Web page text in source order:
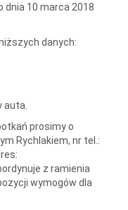
dnia 10 marca 2018
danych:
auta.
prosimy o
Rychlakiem, nr tel.:
z ramienia
wymogów dla